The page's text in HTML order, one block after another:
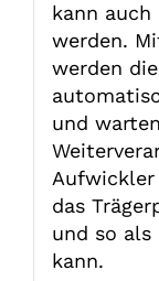
kann auch
werden.
werden
und
Aufwickler
das
und so als
kann.